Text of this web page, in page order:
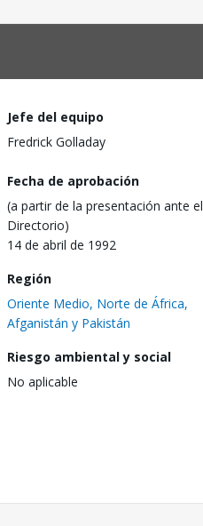
Jefe del equipo
Fredrick Golladay
Fecha de aprobación
(a partir de la presentación ante el
Directorio)
14 de abril de 1992
Región
Oriente Medio, Norte de África,
Afganistán y Pakistán
Riesgo ambiental y social
No aplicable